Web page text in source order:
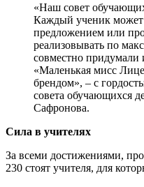
«Наш совет
Каждый ученик может
предложением или
реализовывать по
совместно придумали
«Маленькая мисс
брендом», – с
совета обучающихся
Сафронова.
Сила в учителях
За всеми достижениями,
230 стоят учителя, для